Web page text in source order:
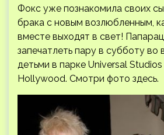
Фокс уже познакомила своих
брака с новым возлюбленным,
вместе выходят в свет!
запечатлеть пару в субботу во
детьми в парке Universal Studios
Hollywood. Смотри фото здесь.